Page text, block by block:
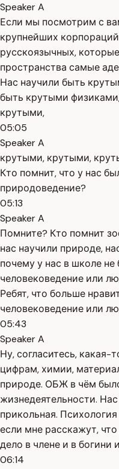
Speaker A
Если мы посмотрим с
крупнейших
русскоязычных,
пространства самые
Нас научили быть
быть крутыми
крутыми,
05:05
Speaker A
крутыми, крутыми,
Кто помнит, что у нас
природоведение?
05:13
Speaker A
Помните? Кто помнит
нас научили природе,
почему у нас в школе
человековедение или
Ребят, что больше
человековедение или
05:43
Speaker A
Ну, согласитесь, какая-
цифрам, химии,
природе. ОБЖ в чём
жизнедеятельности.
прикольная.
если мне расскажут,
дело в члене и в богини
06:14